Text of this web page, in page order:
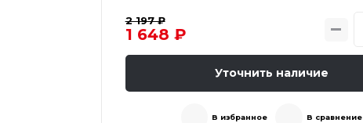
2 197 ₽
1 648 ₽
Уточнить наличие
В избранное В сравнение